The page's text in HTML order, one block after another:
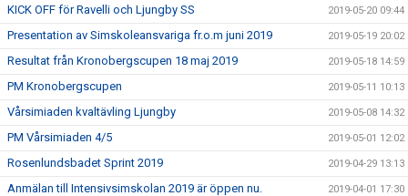
KICK OFF för Ravelli och Ljungby SS 2019-05-20 09:44
Presentation av Simskoleansvariga fr.o.m juni 2019 2019-05-19 20:02
Resultat från Kronobergscupen 18 maj 2019 2019-05-18 14:59
PM Kronobergscupen 2019-05-11 10:13
Vårsimiaden kvaltävling Ljungby 2019-05-08 14:32
PM Vårsimiaden 4/5 2019-05-01 12:02
Rosenlundsbadet Sprint 2019 2019-04-29 13:13
Anmälan till Intensivsimskolan 2019 är öppen nu. 2019-04-01 17:30